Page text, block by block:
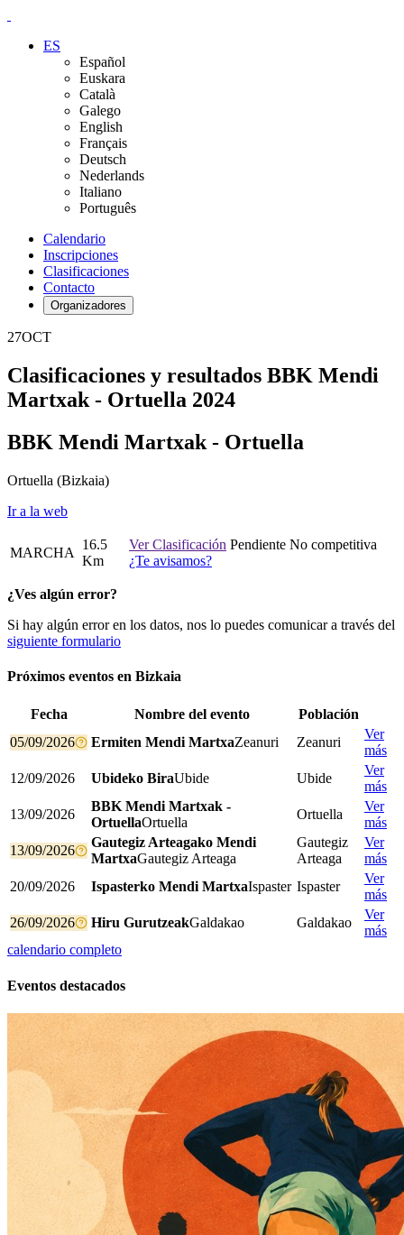
ES
Español
Euskara
Català
Galego
English
Français
Deutsch
Nederlands
Italiano
Português
Calendario
Inscripciones
Clasificaciones
Contacto
Organizadores
27OCT
Clasificaciones y resultados BBK Mendi
Martxak - Ortuella 2024
BBK Mendi Martxak - Ortuella
Ortuella (Bizkaia)
Ir a la web
MARCHA
16.5
Km
Ver Clasificación Pendiente No competitiva
¿Te avisamos?
¿Ves algún error?
Si hay algún error en los datos, nos lo puedes comunicar a través del
siguiente formulario
Próximos eventos en Bizkaia
Fecha Nombre del evento
Población
05/09/2026
Ermiten Mendi MartxaZeanuri Zeanuri
Ver
más
12/09/2026
Ubideko BiraUbide Ubide
Ver
más
13/09/2026
BBK Mendi Martxak -
OrtuellaOrtuella
Ortuella
Ver
más
13/09/2026
Gautegiz Arteagako Mendi
MartxaGautegiz Arteaga
Gautegiz
Arteaga
Ver
más
20/09/2026
Ispasterko Mendi MartxaIspaster Ispaster
Ver
más
26/09/2026
Hiru GurutzeakGaldakao Galdakao
Ver
más
calendario completo
Eventos destacados